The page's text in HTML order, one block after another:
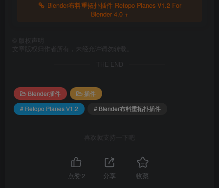
Blender布料重拓扑插件 Retopo Planes V1.2 For
Blender 4.0 +
版权声明
文章版权归作者所有，未经允许请勿转载。
THE END
Blender插件
插件
# Retopo Planes V1.2
# Blender布料重拓扑插件
喜欢就支持一下吧
点赞2 分享 收藏